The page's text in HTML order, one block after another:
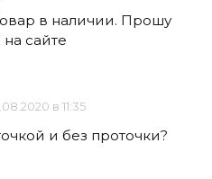
в наличии. Прошу
сайте
в 11:35
и без проточки?